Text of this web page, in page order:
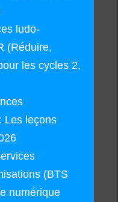
ludo-
(Réduire,
les cycles 2,
Les leçons
(BTS
numérique